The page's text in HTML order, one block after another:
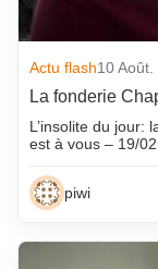
Actu flash10 Août.
La fonderie
L’insolite du jour:
est à vous – 19/
piwi